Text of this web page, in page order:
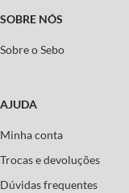
SOBRE NÓS
Sobre o Sebo
AJUDA
Minha conta
Trocas e devoluções
Dúvidas frequentes